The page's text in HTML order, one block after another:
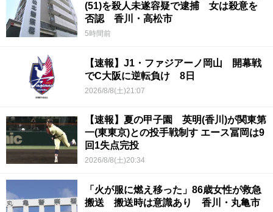
(51)を殺人未遂容疑で逮捕 女は殺意を
否認 香川・高松市
5時間前
【速報】J1・ファジアーノ岡山 開幕戦
でC大阪に逆転負け 8日
2026/8/8(土)21:07
【速報】夏の甲子園 英明(香川)が関東第
一(東東京)との投手戦制す エース冨岡は9
回1失点完投
2026/8/8(土)20:34
「火が服に燃え移った」86歳女性が救急
搬送 搬送時は意識あり 香川・丸亀市